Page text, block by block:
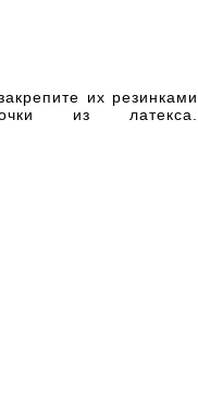
их резинками
из латекса.